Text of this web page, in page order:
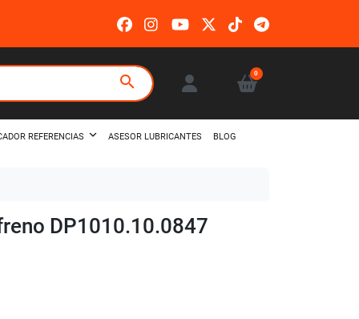
search 0
REFERENCIAS ASESOR LUBRICANTES BLOG
DP1010.10.0847